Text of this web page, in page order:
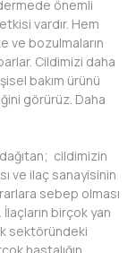
önemli
vardır. Hem
ve bozulmaların
Cildimizi daha
bakım ürünü
görürüz. Daha
cildimizin
ve ilaç sanayisinin
sebep olması
birçok yan
sektöründeki
hastalığın